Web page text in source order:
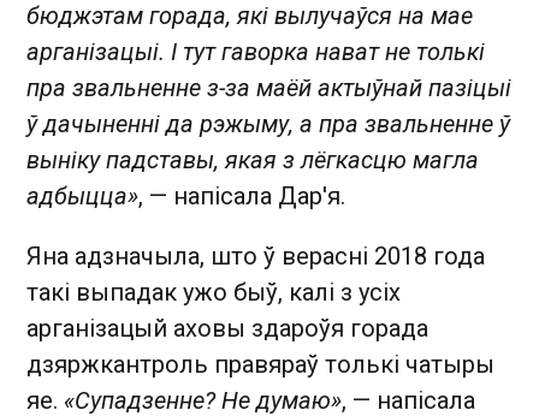
бюджэтам горада, які вылучаўся на мае
арганізацыі. І тут гаворка нават не толькі
пра звальненне з-за маёй актыўнай пазіцыі
ў дачыненні да рэжыму, а пра звальненне ў
выніку падставы, якая з лёгкасцю магла
адбыцца», — напісала Дар'я.
Яна адзначыла, што ў верасні 2018 года
такі выпадак ужо быў, калі з усіх
арганізацый аховы здароўя горада
дзяржкантроль правяраў толькі чатыры
яе. «Супадзенне? Не думаю», — напісала